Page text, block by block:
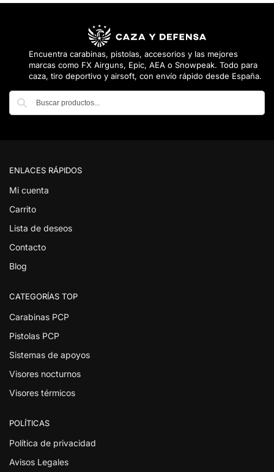
Encuentra carabinas, pistolas, accesorios y las mejores
marcas como FX Airguns, Epic, AEA o Snowpeak. Todo para
caza, tiro deportivo y airsoft, con envío rápido desde España.
ENLACES RÁPIDOS
Mi cuenta
Carrito
Lista de deseos
Contacto
Blog
CATEGORÍAS TOP
Carabinas PCP
Pistolas PCP
Sistemas de apoyos
Visores nocturnos
Visores térmicos
POLÍTICAS
Política de privacidad
Avisos Legales